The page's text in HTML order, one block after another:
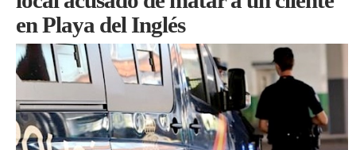
en Playa del Inglés